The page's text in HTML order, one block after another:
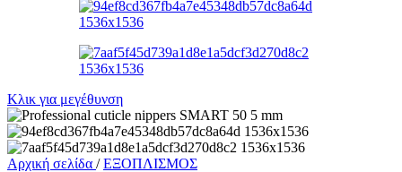
Κλικ για μεγέθυνση
Αρχική σελίδα / ΕΞΟΠΛΙΣΜΟΣ